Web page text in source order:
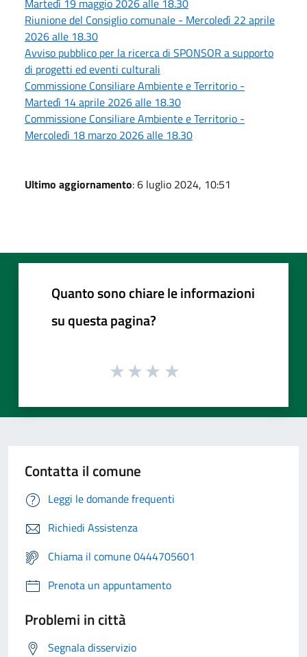
Riunione del Consiglio comunale - Mercoledì 22 aprile
2026 alle 18.30
Avviso pubblico per la ricerca di SPONSOR a supporto
di progetti ed eventi culturali
Commissione Consiliare Ambiente e Territorio -
Martedì 14 aprile 2026 alle 18.30
Commissione Consiliare Ambiente e Territorio -
Mercoledì 18 marzo 2026 alle 18.30
Ultimo aggiornamento: 6 luglio 2024, 10:51
Quanto sono chiare le informazioni
su questa pagina?
Contatta il comune
Leggi le domande frequenti
Richiedi Assistenza
Chiama il comune 0444705601
Prenota un appuntamento
Problemi in città
Segnala disservizio